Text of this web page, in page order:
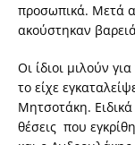
προσωπικά. Μετά
ακούστηκαν
Οι ίδιοι μιλούν
το είχε
Μητσοτάκη.
θέσεις που